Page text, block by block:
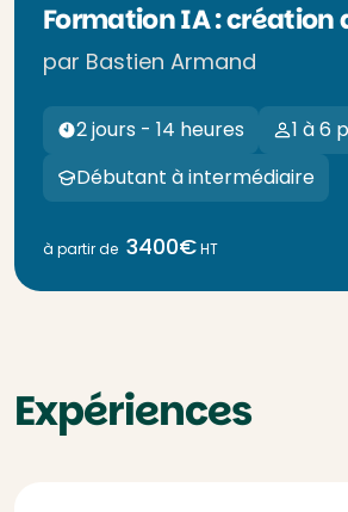
Formation IA : création
par Bastien Armand
2 jours - 14 heures
1 à 6
Débutant à intermédiaire
à partir de 3400€HT
Expériences